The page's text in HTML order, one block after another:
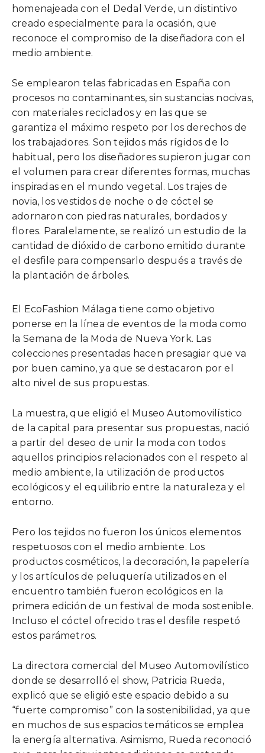
homenajeada con el Dedal Verde, un distintivo
creado especialmente para la ocasión, que
reconoce el compromiso de la diseñadora con el
medio ambiente.
Se emplearon telas fabricadas en España con
procesos no contaminantes, sin sustancias nocivas,
con materiales reciclados y en las que se
garantiza el máximo respeto por los derechos de
los trabajadores. Son tejidos más rígidos de lo
habitual, pero los diseñadores supieron jugar con
el volumen para crear diferentes formas, muchas
inspiradas en el mundo vegetal. Los trajes de
novia, los vestidos de noche o de cóctel se
adornaron con piedras naturales, bordados y
flores. Paralelamente, se realizó un estudio de la
cantidad de dióxido de carbono emitido durante
el desfile para compensarlo después a través de
la plantación de árboles.
El EcoFashion Málaga tiene como objetivo
ponerse en la línea de eventos de la moda como
la Semana de la Moda de Nueva York. Las
colecciones presentadas hacen presagiar que va
por buen camino, ya que se destacaron por el
alto nivel de sus propuestas.
La muestra, que eligió el Museo Automovilístico
de la capital para presentar sus propuestas, nació
a partir del deseo de unir la moda con todos
aquellos principios relacionados con el respeto al
medio ambiente, la utilización de productos
ecológicos y el equilibrio entre la naturaleza y el
entorno.
Pero los tejidos no fueron los únicos elementos
respetuosos con el medio ambiente. Los
productos cosméticos, la decoración, la papelería
y los artículos de peluquería utilizados en el
encuentro también fueron ecológicos en la
primera edición de un festival de moda sostenible.
Incluso el cóctel ofrecido tras el desfile respetó
estos parámetros.
La directora comercial del Museo Automovilístico
donde se desarrolló el show, Patricia Rueda,
explicó que se eligió este espacio debido a su
“fuerte compromiso” con la sostenibilidad, ya que
en muchos de sus espacios temáticos se emplea
la energía alternativa. Asimismo, Rueda reconoció